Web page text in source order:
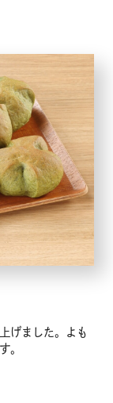
げました。よも
。